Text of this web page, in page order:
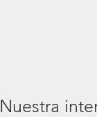
Nuestra